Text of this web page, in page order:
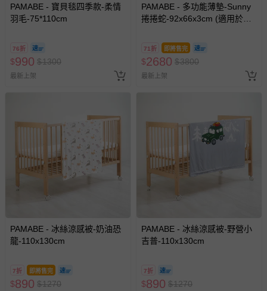
PAMABE - 寶貝毯四季款-柔情
羽毛-75*110cm
76折
$990 $1300
最新上架
PAMABE - 多功能薄墊-Sunny
捲捲蛇-92x66x3cm (適用於
71折 即將售完
$2680 $3800
最新上架
PAMABE - 冰絲涼感被-奶油恐
龍-110x130cm
7折 即將售完
$890 $1270
PAMABE - 冰絲涼感被-野營小
吉普-110x130cm
7折
$890 $1270